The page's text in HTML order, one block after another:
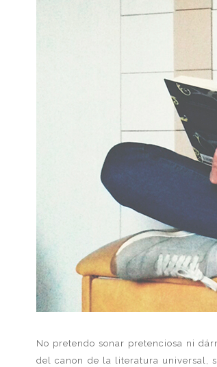
No pretendo sonar pretenciosa ni
del canon de la literatura universal,